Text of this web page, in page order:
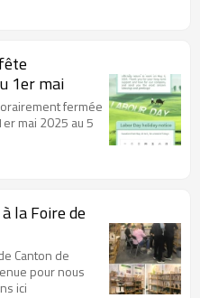
1er mai
fermée
mai 2025 au 5
la Foire de
Canton de
pour nous
ici